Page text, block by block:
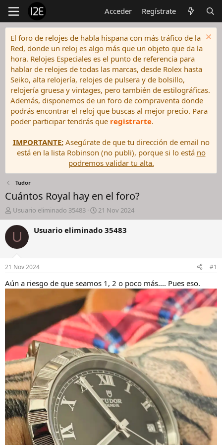
Acceder Regístrate
El foro de relojes de habla hispana con más tráfico de la
Red, donde un reloj es algo más que un objeto que da la
hora. Relojes Especiales es el punto de referencia para
hablar de relojes de todas las marcas, desde Rolex hasta
Seiko, alta relojería, relojes de pulsera y de bolsillo,
relojería gruesa y vintages, pero también de estilográficas.
Además, disponemos de un foro de compraventa donde
podrás encontrar el reloj que buscas al mejor precio. Para
poder participar tendrás que registrarte.
IMPORTANTE:Asegúrate de que tu dirección de email no
está en la lista Robinson (no publi), porque si lo está no
podremos validar tu alta.
Tudor
Cuántos Royal hay en el foro?
I
n
i
a
d
o
r
d
h
o
Usuario eliminado 35483
F
e
c
i
n
i
o
21 Nov 2024
U Usuario eliminado 35483
21 Nov 2024 #1
Aún a riesgo de que seamos 1, 2 o poco más.... Pues eso.